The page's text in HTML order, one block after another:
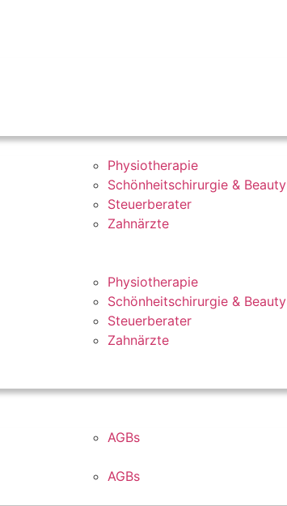
Physiotherapie
Schönheitschirurgie & Beauty
Steuerberater
Zahnärzte
Physiotherapie
Schönheitschirurgie & Beauty
Steuerberater
Zahnärzte
AGBs
AGBs